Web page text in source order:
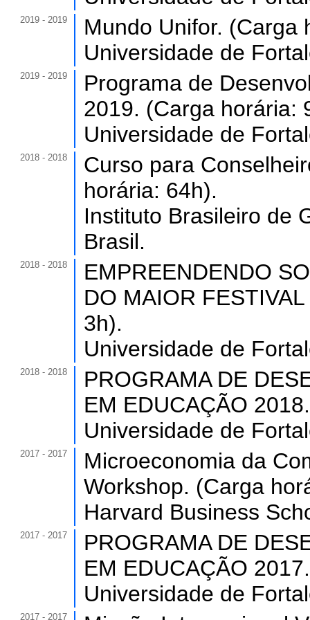
2019 - 2019
Mundo Unifor. (Carga
Universidade de
2019 - 2019
Programa de
2019. (Carga horária:
Universidade de
2018 - 2018
Curso para
horária: 64h).
Instituto Brasileiro de
Brasil.
2018 - 2018
EMPREENDENDO
DO MAIOR
3h).
Universidade de
2018 - 2018
PROGRAMA DE
EM EDUCAÇÃO
Universidade de
2017 - 2017
Microeconomia da
Workshop. (Carga
Harvard Business
2017 - 2017
PROGRAMA DE
EM EDUCAÇÃO
Universidade de
2017 - 2017